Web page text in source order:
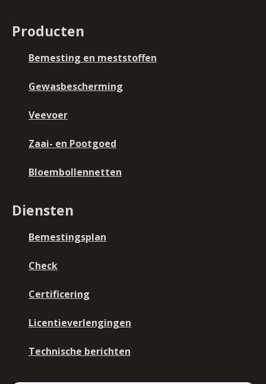
Producten
Bemesting en meststoffen
Gewasbescherming
Veevoer
Zaai- en Pootgoed
Bloembollennetten
Diensten
Bemestingsplan
Check
Certificering
Licentieverlengingen
Technische berichten